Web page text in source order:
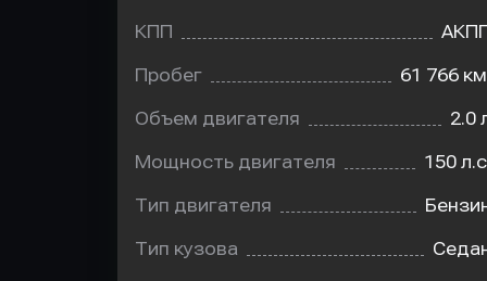
КПП
Пробег 61 766
Объем двигателя 2.0
Мощность двигателя 150
Тип двигателя
Тип кузова